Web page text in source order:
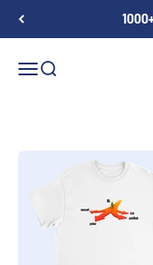
MenüSuche